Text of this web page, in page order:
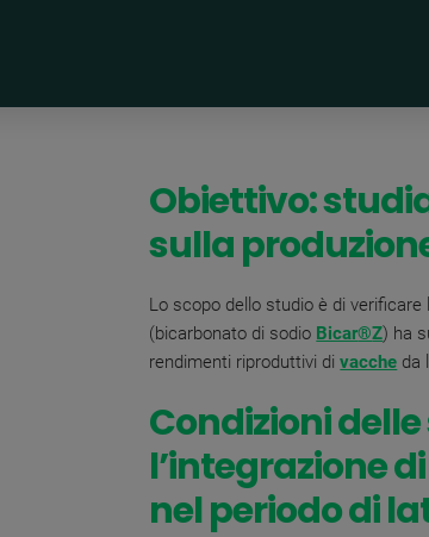
Obiettivo:
sulla
Lo scopo dello studio è di
(bicarbonato di sodio Bicar®Z) ha
rendimenti riproduttivi divacche da
Condizioni
l’integrazione
nel periodo di